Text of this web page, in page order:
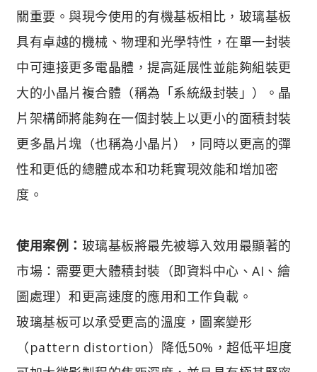
關重要。與現今使用的有機基板相比，玻璃基板
具有卓越的機械、物理和光學特性，在單一封裝
中可連接更多電晶體，提高延展性並能夠組裝更
大的小晶片複合體（稱為「系統級封裝」）。晶
片架構師將能夠在一個封裝上以更小的面積封裝
更多晶片塊（也稱為小晶片），同時以更高的彈
性和更低的總體成本和功耗實現效能和增加密
度。
使用案例： 玻璃基板將最先被導入效用最顯著的
市場：需要更大體積封裝（即資料中心、AI、繪
圖處理）和更高速度的應用和工作負載。
玻璃基板可以承受更高的溫度，圖案變形
（pattern distortion）降低50%，超低平坦度